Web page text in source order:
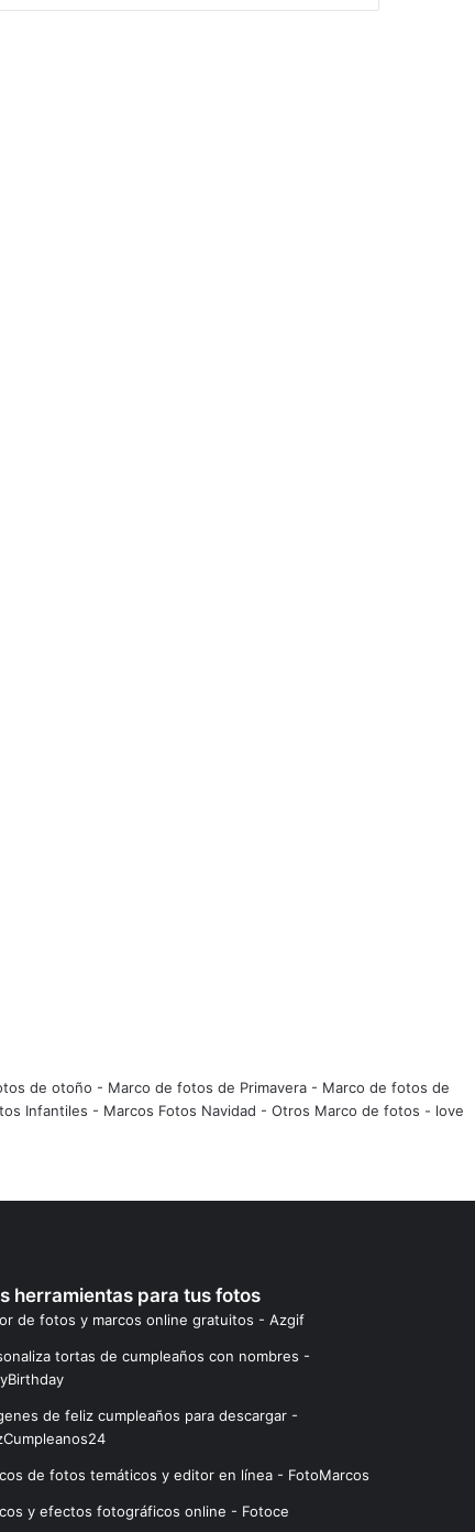
de otoño - Marco de fotos de Primavera - Marco de fotos de
Infantiles - Marcos Fotos Navidad - Otros Marco de fotos - love
herramientas para tus fotos
de fotos y marcos online gratuitos - Azgif
tortas de cumpleaños con nombres -
de feliz cumpleaños para descargar -
de fotos temáticos y editor en línea - FotoMarcos
y efectos fotográficos online - Fotoce